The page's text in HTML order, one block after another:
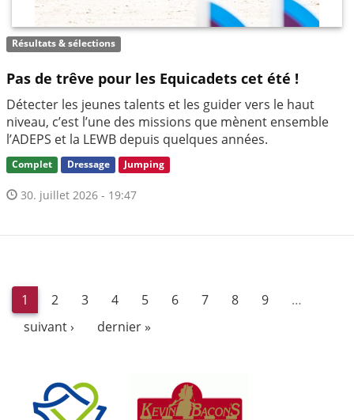
Résultats & sélections
Pas de trêve pour les Equicadets cet été !
Détecter les jeunes talents et les guider vers le haut
niveau, c’est l’une des missions que mènent ensemble
l’ADEPS et la LEWB depuis quelques années.
Complet Dressage Jumping
30. juillet 2026 - 19:47
1 2 3 4 5 6 7 8 9
…
suivant ›
dernier »